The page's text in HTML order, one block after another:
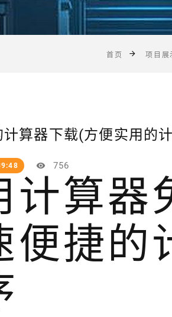
首页 项目展
计算器下载(方便实用的
756
计算器
便捷的